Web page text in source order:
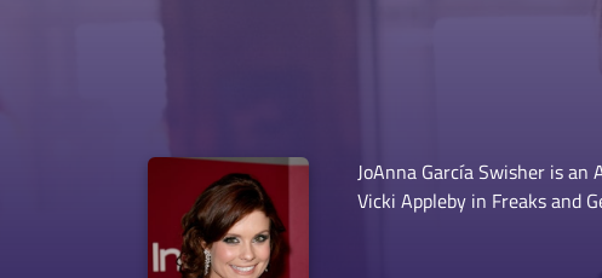
JoAnna García Swisher is
Vicki Appleby in Freaks and